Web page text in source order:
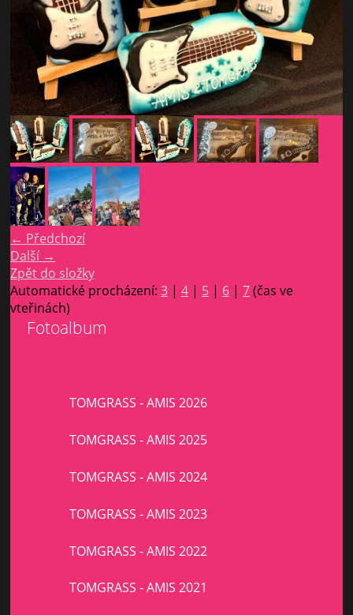
← Předchozí
Další →
Zpět do složky
Automatické procházení: 3 | 4 | 5 | 6 | 7(čas ve
vteřinách)
Fotoalbum
TOMGRASS - AMIS 2026
TOMGRASS - AMIS 2025
TOMGRASS - AMIS 2024
TOMGRASS - AMIS 2023
TOMGRASS - AMIS 2022
TOMGRASS - AMIS 2021